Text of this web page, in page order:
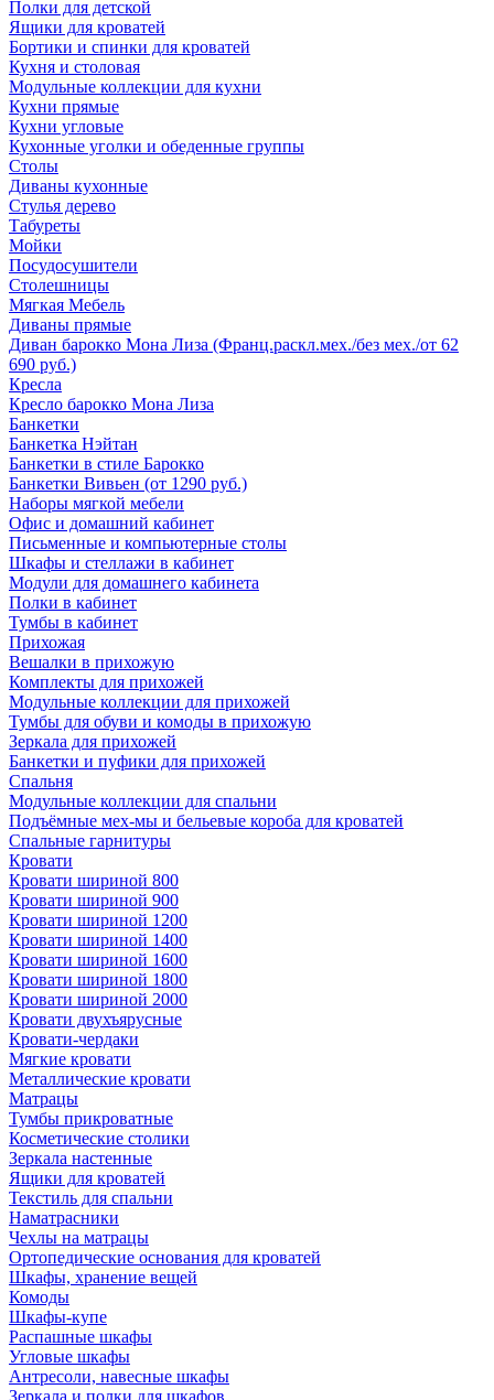
Полки для детской
Ящики для кроватей
Бортики и спинки для кроватей
Кухня и столовая
Модульные коллекции для кухни
Кухни прямые
Кухни угловые
Кухонные уголки и обеденные группы
Столы
Диваны кухонные
Стулья дерево
Табуреты
Мойки
Посудосушители
Столешницы
Мягкая Мебель
Диваны прямые
Диван барокко Мона Лиза (Франц.раскл.мех./без мех./от 62
690 руб.)
Кресла
Кресло барокко Мона Лиза
Банкетки
Банкетка Нэйтан
Банкетки в стиле Барокко
Банкетки Вивьен (от 1290 руб.)
Наборы мягкой мебели
Офис и домашний кабинет
Письменные и компьютерные столы
Шкафы и стеллажи в кабинет
Модули для домашнего кабинета
Полки в кабинет
Тумбы в кабинет
Прихожая
Вешалки в прихожую
Комплекты для прихожей
Модульные коллекции для прихожей
Тумбы для обуви и комоды в прихожую
Зеркала для прихожей
Банкетки и пуфики для прихожей
Спальня
Модульные коллекции для спальни
Подъёмные мех-мы и бельевые короба для кроватей
Спальные гарнитуры
Кровати
Кровати шириной 800
Кровати шириной 900
Кровати шириной 1200
Кровати шириной 1400
Кровати шириной 1600
Кровати шириной 1800
Кровати шириной 2000
Кровати двухъярусные
Кровати-чердаки
Мягкие кровати
Металлические кровати
Матрацы
Тумбы прикроватные
Косметические столики
Зеркала настенные
Ящики для кроватей
Текстиль для спальни
Наматрасники
Чехлы на матрацы
Ортопедические основания для кроватей
Шкафы, хранение вещей
Комоды
Шкафы-купе
Распашные шкафы
Угловые шкафы
Антресоли, навесные шкафы
Зеркала и полки для шкафов